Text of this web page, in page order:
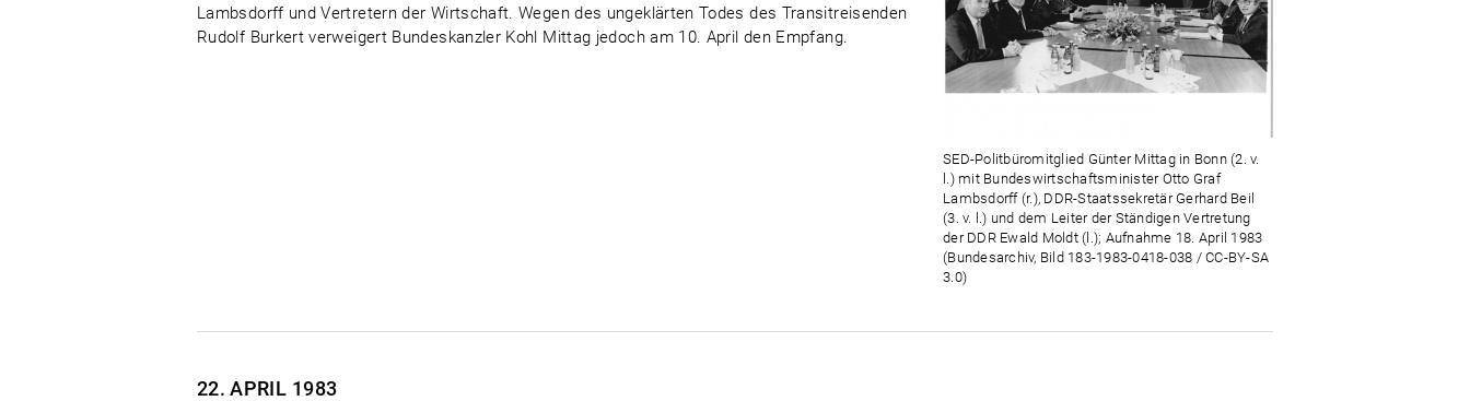
SED-Politbüromitglied Günter Mittag in Bonn (2. v.
l.) mit Bundeswirtschaftsminister Otto Graf
Lambsdorff (r.), DDR-Staatssekretär Gerhard Beil
(3. v. l.) und dem Leiter der Ständigen Vertretung
der DDR Ewald Moldt (l.); Aufnahme 18. April 1983
(Bundesarchiv, Bild 183-1983-0418-038 / CC-BY-SA
3.0)
Lambsdorff und Vertretern der Wirtschaft. Wegen des ungeklärten Todes des Transitreisenden
Rudolf Burkert verweigert Bundeskanzler Kohl Mittag jedoch am 10. April den Empfang.
22. APRIL 1983